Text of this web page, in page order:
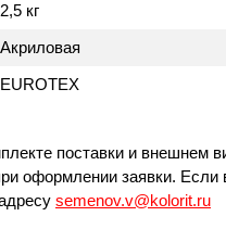
2,5 кг
Акриловая
EUROTEX
поставки и внешнем
оформлении заявки. Если
semenov.v@kolorit.ru